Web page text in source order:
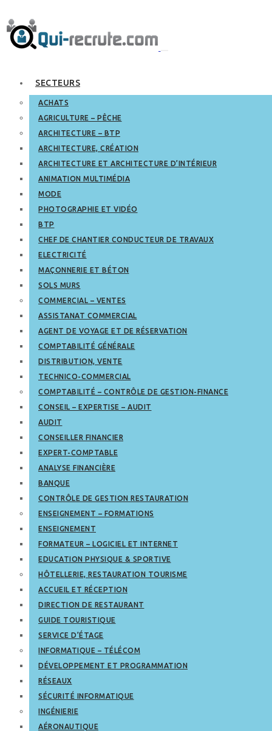
SECTEURS
ACHATS
AGRICULTURE – PÊCHE
ARCHITECTURE – BTP
ARCHITECTURE, CRÉATION
ARCHITECTURE ET ARCHITECTURE D’INTÉRIEUR
ANIMATION MULTIMÉDIA
MODE
PHOTOGRAPHIE ET VIDÉO
BTP
CHEF DE CHANTIER CONDUCTEUR DE TRAVAUX
ELECTRICITÉ
MAÇONNERIE ET BÉTON
SOLS MURS
COMMERCIAL – VENTES
ASSISTANAT COMMERCIAL
AGENT DE VOYAGE ET DE RÉSERVATION
COMPTABILITÉ GÉNÉRALE
DISTRIBUTION, VENTE
TECHNICO-COMMERCIAL
COMPTABILITÉ – CONTRÔLE DE GESTION-FINANCE
CONSEIL – EXPERTISE – AUDIT
AUDIT
CONSEILLER FINANCIER
EXPERT-COMPTABLE
ANALYSE FINANCIÈRE
BANQUE
CONTRÔLE DE GESTION RESTAURATION
ENSEIGNEMENT – FORMATIONS
ENSEIGNEMENT
FORMATEUR – LOGICIEL ET INTERNET
EDUCATION PHYSIQUE & SPORTIVE
HÔTELLERIE, RESTAURATION TOURISME
ACCUEIL ET RÉCEPTION
DIRECTION DE RESTAURANT
GUIDE TOURISTIQUE
SERVICE D’ÉTAGE
INFORMATIQUE – TÉLÉCOM
DÉVELOPPEMENT ET PROGRAMMATION
RÉSEAUX
SÉCURITÉ INFORMATIQUE
INGÉNIERIE
AÉRONAUTIQUE